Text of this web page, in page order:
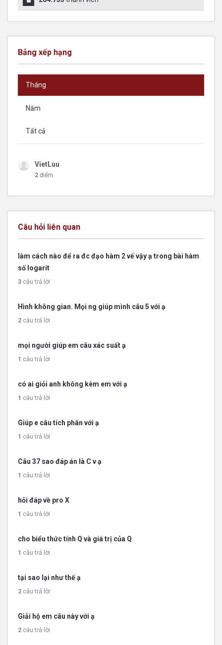
Bảng xếp hạng
Tháng
Năm
Tất cả
VietLuu
2 điểm
Câu hỏi liên quan
làm cách nào để ra đc đạo hàm 2 vế vậy ạ trong bài hàm
số logarit
3 câu trả lời
Hình không gian. Mọi ng giúp mình câu 5 với ạ
2 câu trả lời
mọi người giúp em câu xác suất ạ
1 câu trả lời
có ai giỏi anh không kèm em với ạ
1 câu trả lời
Giúp e câu tích phân với ạ
1 câu trả lời
Câu 37 sao đáp án là C v ạ
1 câu trả lời
hỏi đáp về pro X
1 câu trả lời
cho biểu thức tính Q và giá trị của Q
1 câu trả lời
tại sao lại như thế ạ
2 câu trả lời
Giải hộ em câu này với ạ
2 câu trả lời